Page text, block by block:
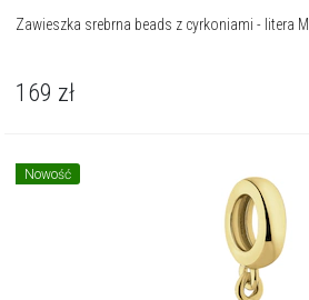
Zawieszka srebrna beads z cyrkoniami - litera M
169 zł
Nowość